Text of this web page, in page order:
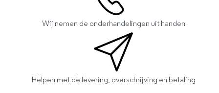
Wij nemen de onderhandelingen uit handen
Helpen met de levering, overschrijving en betaling